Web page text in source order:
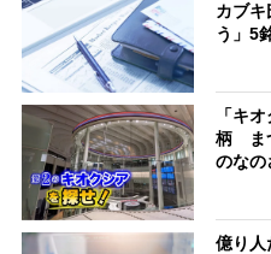
カブ
う」5
「キ
柄 ま
のなの
億り人